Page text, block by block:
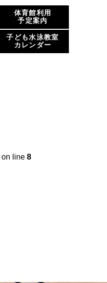
体育館利用
予定案内
子ども水泳教室
カレンダー
on line 8